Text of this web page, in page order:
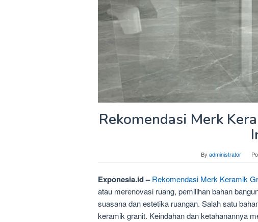
Rekomendasi Merk
By administrator
Exponesia.id – Rekomendasi Merk Keramik
atau merenovasi ruang, pemilihan bahan
suasana dan estetika ruangan. Salah satu
keramik granit. Keindahan dan ketahanannya